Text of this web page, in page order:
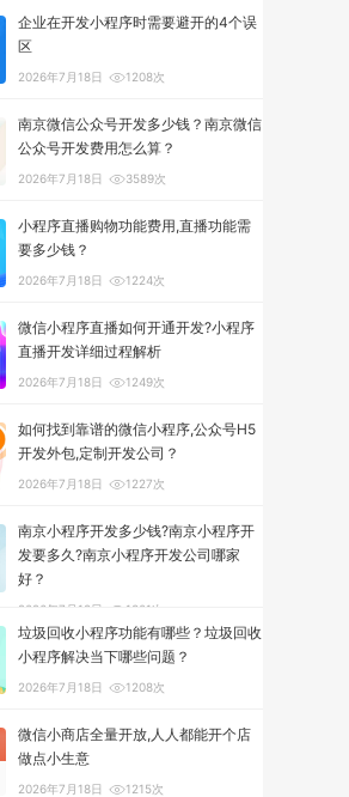
企业在开发小程序时需要避开的4个误
区
2026年7月18日 1208次
南京微信公众号开发多少钱？南京微信
公众号开发费用怎么算？
2026年7月18日 3589次
小程序直播购物功能费用,直播功能需
要多少钱？
2026年7月18日 1224次
微信小程序直播如何开通开发?小程序
直播开发详细过程解析
2026年7月18日 1249次
如何找到靠谱的微信小程序,公众号H5
开发外包,定制开发公司？
2026年7月18日 1227次
南京小程序开发多少钱?南京小程序开
发要多久?南京小程序开发公司哪家
好？
2026年7月18日 1301次
垃圾回收小程序功能有哪些？垃圾回收
小程序解决当下哪些问题？
2026年7月18日 1208次
微信小商店全量开放,人人都能开个店
做点小生意
2026年7月18日 1215次